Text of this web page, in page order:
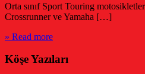
Orta sınıf Sport Touring
Crossrunner ve Yamaha […]
» Read more
Köşe Yazıları